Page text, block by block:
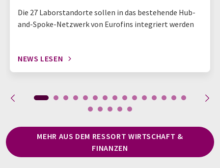
Die 27 Laborstandorte sollen in das bestehende Hub-
and-Spoke-Netzwerk von Eurofins integriert werden
NEWS LESEN
MEHR AUS DEM RESSORT WIRTSCHAFT &
FINANZEN